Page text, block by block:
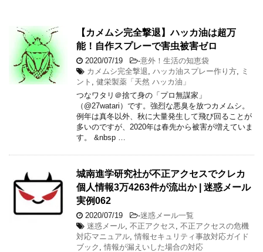
【カメムシ完全撃退】ハッカ油は超万
能！自作スプレーで害虫被害ゼロ
2020/07/19 -意外！生活の知恵袋
カメムシ完全撃退 ハッカ油スプレー作り方
ミ
ント
健栄製薬「天然 ハッカ油」
つなワタリ＠捨て身の「プロ無謀家」
（@27watari）です。強烈な悪臭を放つカメムシ。
例年は真冬以外、秋に大量発生して飛び回ることが
多いのですが、2020年は春先から被害が増えていま
す。 &nbsp …
城南進学研究社が不正アクセスでクレカ
個人情報3万4263件が流出か | 迷惑メール
実例062
2020/07/19 -迷惑メール一覧
迷惑メール 不正アクセス
不正アクセスの危機
対応マニュアル 情報セキュリティ事故対応ガイド
ブック
情報が漏えいした場合の対応